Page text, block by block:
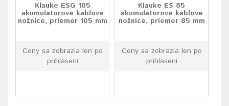
Klauke ESG 105
akumulátorové káblové
nožnice, priemer 105 mm
Ceny sa zobrazia len po
prihlásení
Klauke ES 85
akumulátorové káblové
nožnice, priemer 85 mm
Ceny sa zobrazia len po
prihlásení